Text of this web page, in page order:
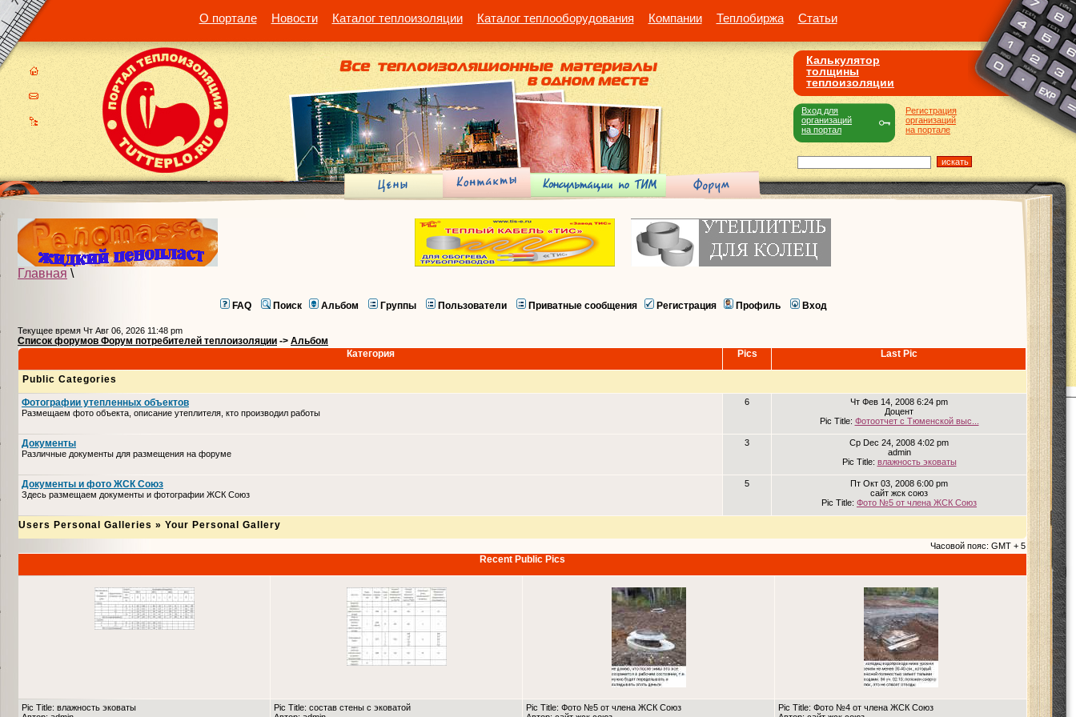
О портале Новости Каталог теплоизоляции Каталог теплооборудования Компании Теплобиржа Статьи
Калькулятор
толщины
теплоизоляции
Регистрация
организаций
на портале
Вход для
организаций
на портал
Главная \
FAQ Поиск Альбом Группы Пользователи Приватные сообщения Регистрация Профиль Вход
Текущее время Чт Авг 06, 2026 11:48 pm
Список форумов Форум потребителей теплоизоляции -> Альбом
Категория
Pics Last Pic
Public Categories
Фотографии утепленных объектов
Размещаем фото объекта, описание утеплителя, кто производил работы
6
Чт Фев 14, 2008 6:24 pm
Доцент
Pic Title: Фотоотчет с Тюменской выс...
Документы
Различные документы для размещения на форуме
3
Ср Dec 24, 2008 4:02 pm
admin
Pic Title: влажность эковаты
Документы и фото ЖСК Союз
Здесь размещаем документы и фотографии ЖСК Союз
5
Пт Окт 03, 2008 6:00 pm
сайт жск союз
Pic Title: Фото №5 от члена ЖСК Союз
Users Personal Galleries » Your Personal Gallery
Часовой пояс: GMT + 5
Recent Public Pics
Pic Title: влажность эковаты
Pic Title: состав стены с эковатой
Pic Title: Фото №5 от члена ЖСК Союз
Pic Title: Фото №4 от члена ЖСК Союз